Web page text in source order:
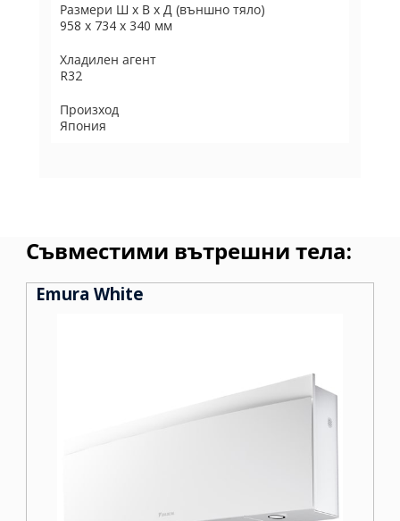
Размери Ш х В х Д (външно тяло)
958 x 734 x 340 мм
Хладилен агент
R32
Произход
Япония
Съвместими вътрешни тела:
Emura White